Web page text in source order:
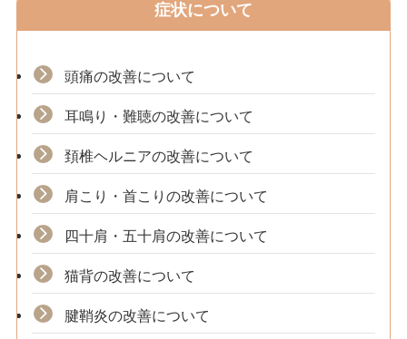
症状について
頭痛の改善について
耳鳴り・難聴の改善について
頚椎ヘルニアの改善について
肩こり・首こりの改善について
四十肩・五十肩の改善について
猫背の改善について
腱鞘炎の改善について